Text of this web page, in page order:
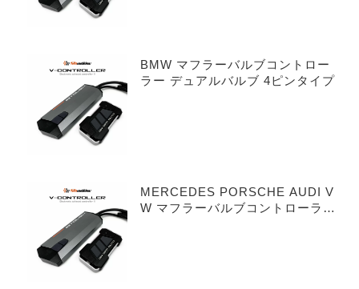
BMW マフラーバルブコントロー
ラー デュアルバルブ 4ピンタイプ
MERCEDES PORSCHE AUDI V
W マフラーバルブコントローラー